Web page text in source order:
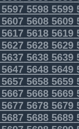
55985599
56085609
56185619
56285629
56385639
56485649
56585659
56685669
56785679
56885689